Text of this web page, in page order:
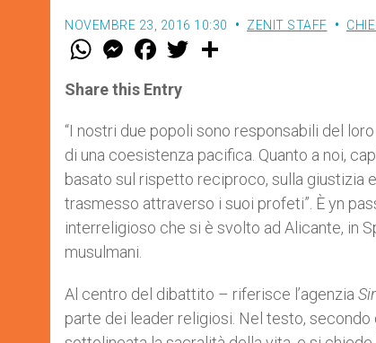
NOVEMBRE 23, 2016 10:30 ZENIT STAFF
W
t
s
p
p
M
e
s
e
g
e
r
F
a
e
b
o
k
w
Share this Entry
“I nostri due popoli sono responsabili del
di una coesistenza pacifica. Quanto a noi,
basato sul rispetto reciproco, sulla giustizia
trasmesso attraverso i suoi profeti”. È yn
interreligioso che si è svolto ad Alicante, in
musulmani.
Al centro del dibattito – riferisce l’agenzia Sir
parte dei leader religiosi. Nel testo,